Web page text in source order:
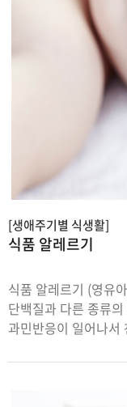
식품 알레르기
식품 알레르기 (영유아) 식품알레르기란? 인간이 보유하고
단백질과 다른 종류
과민반응이 일어나서
소화기관이 미 성숙
[생애주기별 식생활]